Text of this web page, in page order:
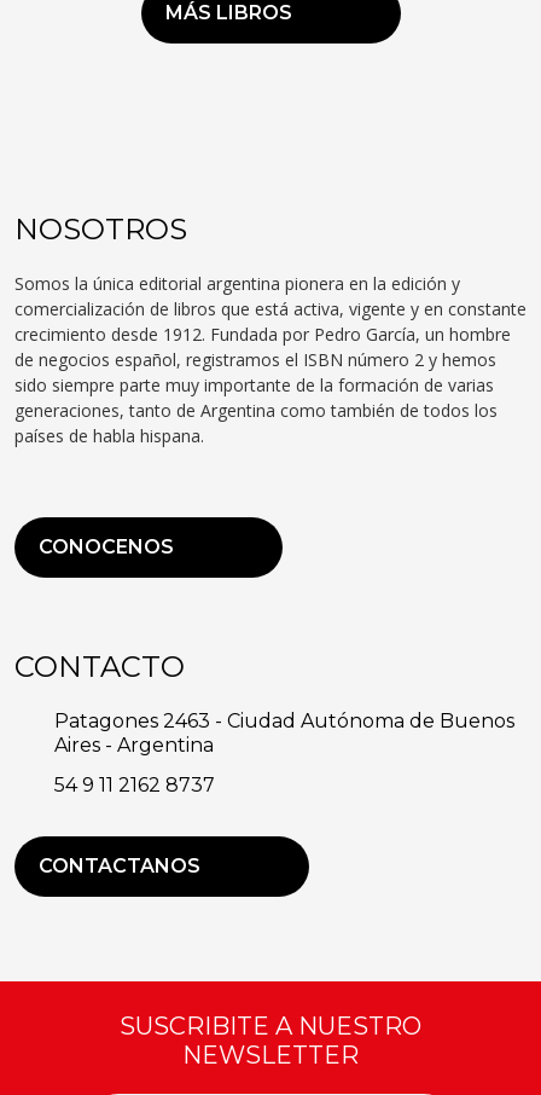
MÁS LIBROS
NOSOTROS
Somos la única editorial argentina pionera en la edición y
comercialización de libros que está activa, vigente y en constante
crecimiento desde 1912. Fundada por Pedro García, un hombre
de negocios español, registramos el ISBN número 2 y hemos
sido siempre parte muy importante de la formación de varias
generaciones, tanto de Argentina como también de todos los
países de habla hispana.
CONOCENOS
CONTACTO
Patagones 2463 - Ciudad Autónoma de Buenos
Aires - Argentina
54 9 11 2162 8737
CONTACTANOS
SUSCRIBITE A NUESTRO
NEWSLETTER